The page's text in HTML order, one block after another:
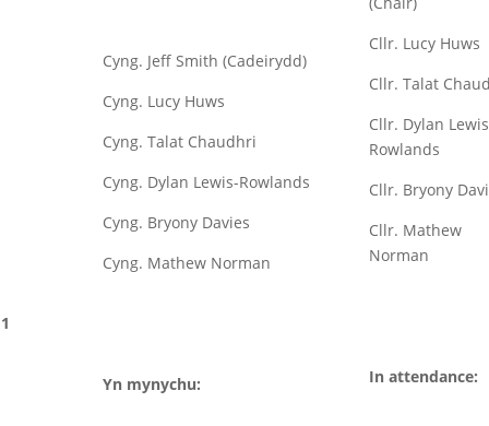
1
Cyng. Jeff Smith (Cadeirydd)
Cyng. Lucy Huws
Cyng. Talat Chaudhri
Cyng. Dylan Lewis-Rowlands
Cyng. Bryony Davies
Cyng. Mathew Norman
Yn mynychu:
Cllr. Lucy Huws
Cllr. Talat
Cllr. Dylan
Rowlands
Cllr. Bryony
Cllr. Mathew
Norman
In attendance: